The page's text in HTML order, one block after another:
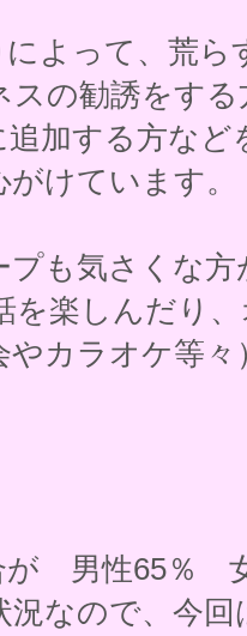
よって、荒ら
スの勧誘をす
追加する方な
けています。
も気さくな方
を楽しんだり
やカラオケ等
が 男性65％
況なので、今回